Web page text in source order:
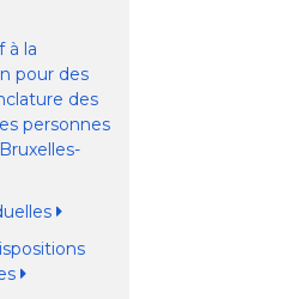
à la
pour des
des
personnes